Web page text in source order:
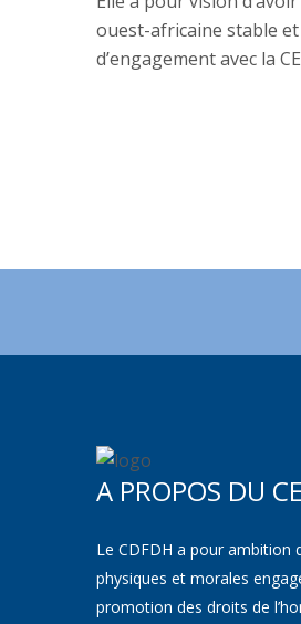
ouest-africaine stable et
d’engagement avec la
A PROPOS DU
Le CDFDH a pour ambition
physiques et morales
promotion des droits de